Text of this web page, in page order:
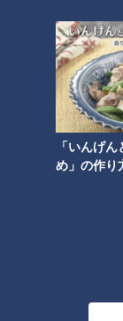
「いんげ
め」の作り
女性用トイレの行
るのか？国が協議
ト、対策に本腰